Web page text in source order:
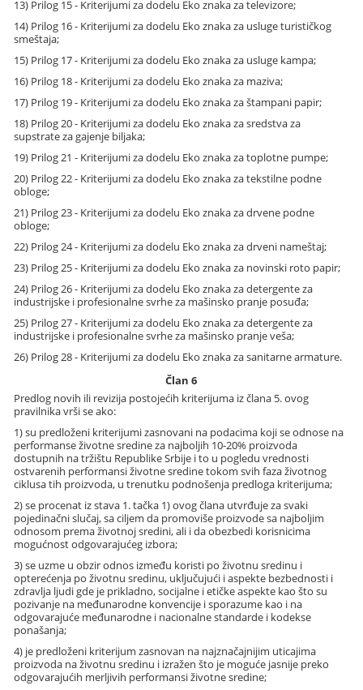
13) Prilog 15 - Kriterijumi za dodelu Eko znaka za televizore;
14) Prilog 16 - Kriterijumi za dodelu Eko znaka za usluge turističkog
smeštaja;
15) Prilog 17 - Kriterijumi za dodelu Eko znaka za usluge kampa;
16) Prilog 18 - Kriterijumi za dodelu Eko znaka za maziva;
17) Prilog 19 - Kriterijumi za dodelu Eko znaka za štampani papir;
18) Prilog 20 - Kriterijumi za dodelu Eko znaka za sredstva za
supstrate za gajenje biljaka;
19) Prilog 21 - Kriterijumi za dodelu Eko znaka za toplotne pumpe;
20) Prilog 22 - Kriterijumi za dodelu Eko znaka za tekstilne podne
obloge;
21) Prilog 23 - Kriterijumi za dodelu Eko znaka za drvene podne
obloge;
22) Prilog 24 - Kriterijumi za dodelu Eko znaka za drveni nameštaj;
23) Prilog 25 - Kriterijumi za dodelu Eko znaka za novinski roto papir;
24) Prilog 26 - Kriterijumi za dodelu Eko znaka za detergente za
industrijske i profesionalne svrhe za mašinsko pranje posuđa;
25) Prilog 27 - Kriterijumi za dodelu Eko znaka za detergente za
industrijske i profesionalne svrhe za mašinsko pranje veša;
26) Prilog 28 - Kriterijumi za dodelu Eko znaka za sanitarne armature.
Član 6
Predlog novih ili revizija postojećih kriterijuma iz člana 5. ovog
pravilnika vrši se ako:
1) su predloženi kriterijumi zasnovani na podacima koji se odnose na
performanse životne sredine za najboljih 10-20% proizvoda
dostupnih na tržištu Republike Srbije i to u pogledu vrednosti
ostvarenih performansi životne sredine tokom svih faza životnog
ciklusa tih proizvoda, u trenutku podnošenja predloga kriterijuma;
2) se procenat iz stava 1. tačka 1) ovog člana utvrđuje za svaki
pojedinačni slučaj, sa ciljem da promoviše proizvode sa najboljim
odnosom prema životnoj sredini, ali i da obezbedi korisnicima
mogućnost odgovarajućeg izbora;
3) se uzme u obzir odnos između koristi po životnu sredinu i
opterećenja po životnu sredinu, uključujući i aspekte bezbednosti i
zdravlja ljudi gde je prikladno, socijalne i etičke aspekte kao što su
pozivanje na međunarodne konvencije i sporazume kao i na
odgovarajuće međunarodne i nacionalne standarde i kodekse
ponašanja;
4) je predloženi kriterijum zasnovan na najznačajnijim uticajima
proizvoda na životnu sredinu i izražen što je moguće jasnije preko
odgovarajućih merljivih performansi životne sredine;